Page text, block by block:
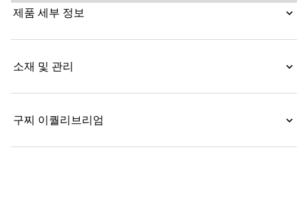
제품 세부 정보
소재 및 관리
구찌 이퀄리브리엄